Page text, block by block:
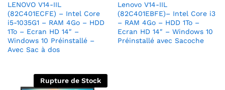
LENOVO V14-IIL
(82C401ECFE) – Intel Core
i5-1035G1 – RAM 4Go – HDD
1To – Ecran HD 14″ –
Windows 10 Préinstallé –
Avec Sac à dos
Lenovo V14-IIL
(82C401EBFE)– Intel Core i3
– RAM 4Go – HDD 1To –
Ecran HD 14″ – Windows 10
Préinstallé avec Sacoche
Rupture de Stock